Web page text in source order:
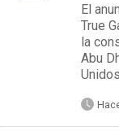
El
True
la
Abu
Unidos.